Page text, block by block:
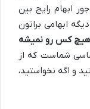
ابهام رایج بین
ابهامی براتون
هیچ کس رو نمیشه
شماست که از
و اگه نخواستید،